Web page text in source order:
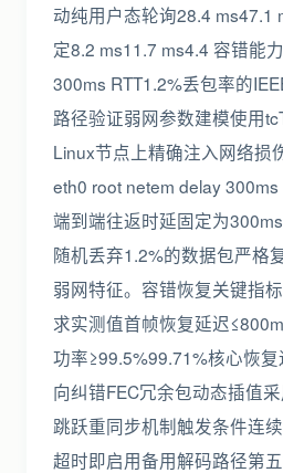
动纯用户态轮询28.4 ms47.1
定8.2 ms11.7 ms4.4 容错能
300ms RTT1.2%丢包率的
路径验证弱网参数建模使用
Linux节点上精确注入网络损
eth0 root netem delay
端到端往返时延固定为
随机丢弃1.2%的数据包严格
弱网特征。容错恢复关键指
求实测值首帧恢复延迟
功率≥99.5%99.71%核心恢
向纠错FEC冗余包动态插值
跳跃重同步机制触发条件连
超时即启用备用解码路径第